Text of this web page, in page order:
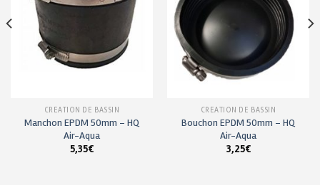
CRÉATION DE BASSIN
Manchon EPDM 50mm – HQ
Air-Aqua
5,35€
CRÉATION DE BASSIN
Bouchon EPDM 50mm – HQ
Air-Aqua
3,25€